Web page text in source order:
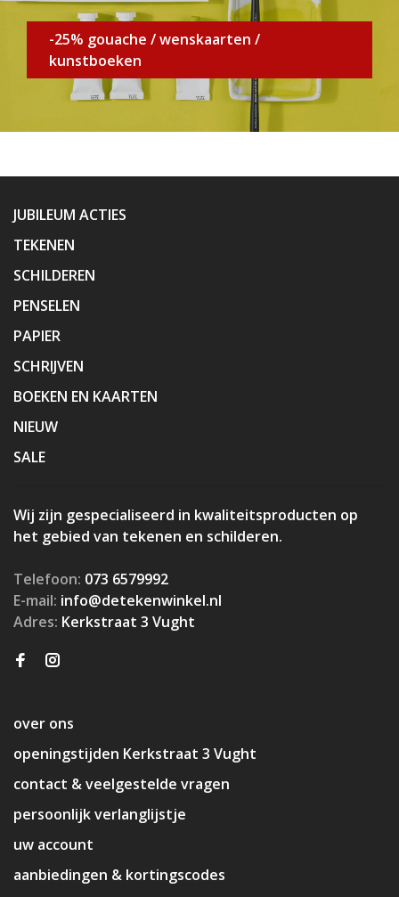
-25% gouache / wenskaarten /
kunstboeken
JUBILEUM ACTIES
TEKENEN
SCHILDEREN
PENSELEN
PAPIER
SCHRIJVEN
BOEKEN EN KAARTEN
NIEUW
SALE
Wij zijn gespecialiseerd in kwaliteitsproducten op
het gebied van tekenen en schilderen.
Telefoon: 073 6579992
E-mail: info@detekenwinkel.nl
Adres: Kerkstraat 3 Vught
over ons
openingstijden Kerkstraat 3 Vught
contact & veelgestelde vragen
persoonlijk verlanglijstje
uw account
aanbiedingen & kortingscodes